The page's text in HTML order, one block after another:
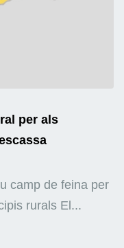
per als
camp de feina per
rurals El...